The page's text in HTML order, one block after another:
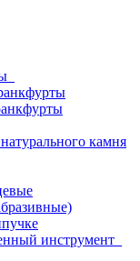
камня
инструмент